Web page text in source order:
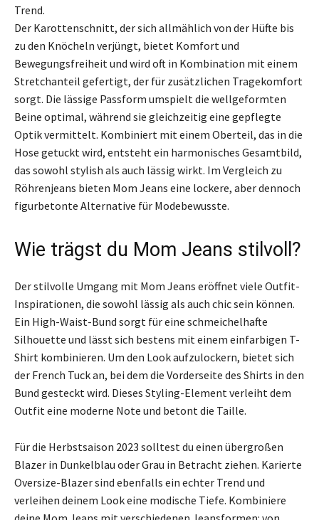
Trend.
Der Karottenschnitt, der sich allmählich von der Hüfte bis
zu den Knöcheln verjüngt, bietet Komfort und
Bewegungsfreiheit und wird oft in Kombination mit einem
Stretchanteil gefertigt, der für zusätzlichen Tragekomfort
sorgt. Die lässige Passform umspielt die wellgeformten
Beine optimal, während sie gleichzeitig eine gepflegte
Optik vermittelt. Kombiniert mit einem Oberteil, das in die
Hose getuckt wird, entsteht ein harmonisches Gesamtbild,
das sowohl stylish als auch lässig wirkt. Im Vergleich zu
Röhrenjeans bieten Mom Jeans eine lockere, aber dennoch
figurbetonte Alternative für Modebewusste.
Wie trägst du Mom Jeans stilvoll?
Der stilvolle Umgang mit Mom Jeans eröffnet viele Outfit-
Inspirationen, die sowohl lässig als auch chic sein können.
Ein High-Waist-Bund sorgt für eine schmeichelhafte
Silhouette und lässt sich bestens mit einem einfarbigen T-
Shirt kombinieren. Um den Look aufzulockern, bietet sich
der French Tuck an, bei dem die Vorderseite des Shirts in den
Bund gesteckt wird. Dieses Styling-Element verleiht dem
Outfit eine moderne Note und betont die Taille.
Für die Herbstsaison 2023 solltest du einen übergroßen
Blazer in Dunkelblau oder Grau in Betracht ziehen. Karierte
Oversize-Blazer sind ebenfalls ein echter Trend und
verleihen deinem Look eine modische Tiefe. Kombiniere